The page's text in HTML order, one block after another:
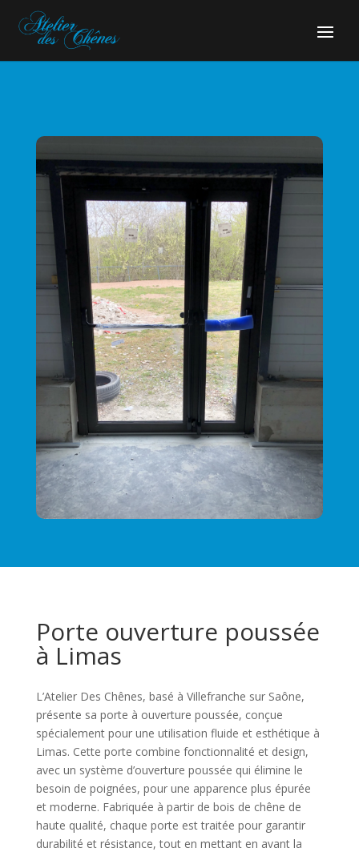
Porte ouverture poussée
à Limas
L’Atelier Des Chênes, basé à Villefranche sur Saône,
présente sa porte à ouverture poussée, conçue
spécialement pour une utilisation fluide et esthétique à
Limas. Cette porte combine fonctionnalité et design,
avec un système d’ouverture poussée qui élimine le
besoin de poignées, pour une apparence plus épurée
et moderne. Fabriquée à partir de bois de chêne de
haute qualité, chaque porte est traitée pour garantir
durabilité et résistance, tout en mettant en avant la